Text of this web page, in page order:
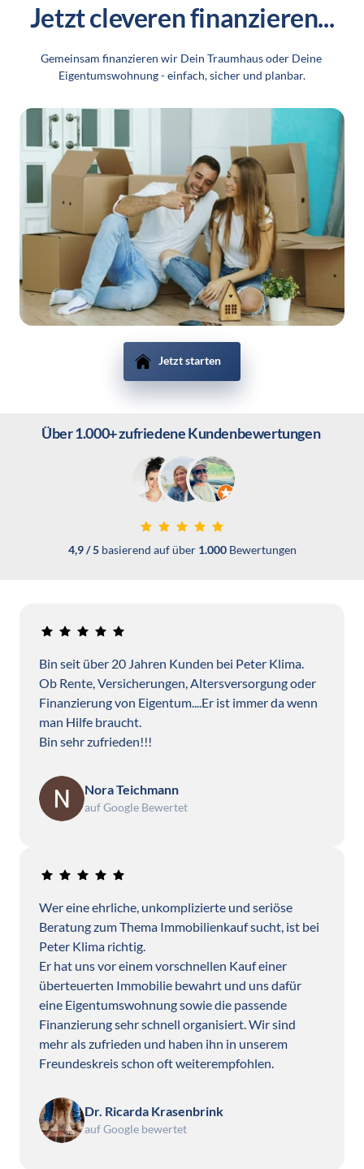
Jetzt cleveren finanzieren...
Gemeinsam finanzieren wir Dein Traumhaus oder Deine
Eigentumswohnung - einfach, sicher und planbar.
Jetzt starten
Über 1.000+ zufriedene Kundenbewertungen
4,9 / 5 basierend auf über 1.000 Bewertungen
Bin seit über 20 Jahren Kunden bei Peter Klima.
Ob Rente, Versicherungen, Altersversorgung oder
Finanzierung von Eigentum....Er ist immer da wenn
man Hilfe braucht.
Bin sehr zufrieden!!!
Nora Teichmann
auf Google Bewertet
Wer eine ehrliche, unkomplizierte und seriöse
Beratung zum Thema Immobilienkauf sucht, ist bei
Peter Klima richtig.
Er hat uns vor einem vorschnellen Kauf einer
überteuerten Immobilie bewahrt und uns dafür
eine Eigentumswohnung sowie die passende
Finanzierung sehr schnell organisiert. Wir sind
mehr als zufrieden und haben ihn in unserem
Freundeskreis schon oft weiterempfohlen.
Dr. Ricarda Krasenbrink
auf Google bewertet